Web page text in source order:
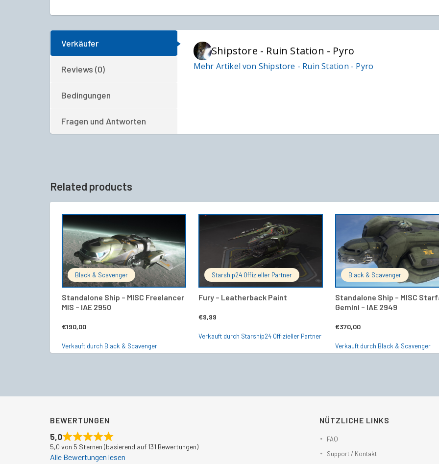
Verkäufer
Reviews (0)
Bedingungen
Fragen und Antworten
Shipstore - Ruin Station - Pyro
Mehr Artikel von Shipstore - Ruin Station - Pyro
Related products
Black & Scavenger
Standalone Ship – MISC Freelancer
MIS – IAE 2950
€190,00
Verkauft durch Black & Scavenger
Starship24 Offizieller Partner
Fury – Leatherback Paint
€9,99
IN DEN WARENKORB
Verkauft durch Starship24 Offizieller Partner
Black & Scavenger
Standalone Ship – MISC
Gemini – IAE 2949
€370,00
IN DEN
Verkauft durch Black & Scavenger
BEWERTUNGEN
5,0
5,0 von 5 Sternen (basierend auf 131 Bewertungen)
Alle Bewertungen lesen
NÜTZLICHE LINKS
FAQ
Support / Kontakt